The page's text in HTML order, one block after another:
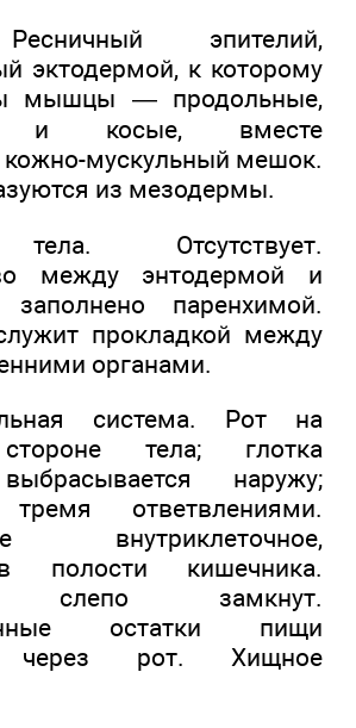
эпителий,
эктодермой, к которому
мышцы — продольные,
и косые, вместе
мускульный мешок.
из мезодермы.
Отсутствует.
между энтодермой и
заполнено паренхимой.
прокладкой между
органами.
система. Рот на
тела; глотка
наружу;
ответвлениями.
внутриклеточное,
полости кишечника.
слепо замкнут.
остатки пищи
через рот. Хищное